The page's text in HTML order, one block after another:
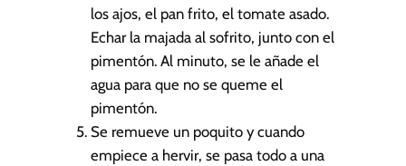
los ajos, el pan frito, el tomate asado.
Echar la majada al sofrito, junto con el
pimentón. Al minuto, se le añade el
agua para que no se queme el
pimentón.
Se remueve un poquito y cuando
empiece a hervir, se pasa todo a una